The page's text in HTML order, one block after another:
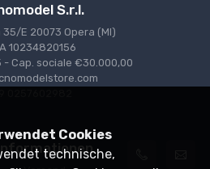
S.r.l.
E 20073 Opera (MI)
10234820156
- Cap. sociale €30.000,00
Cookies
technische,